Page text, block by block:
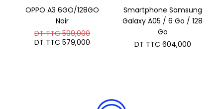
OPPO A3 6GO/128GO
Noir
DT TTC599,000Le
DT TTC 579,000
Smartphone Samsung
Galaxy A05 / 6 Go / 128
Go
DT TTC 604,000